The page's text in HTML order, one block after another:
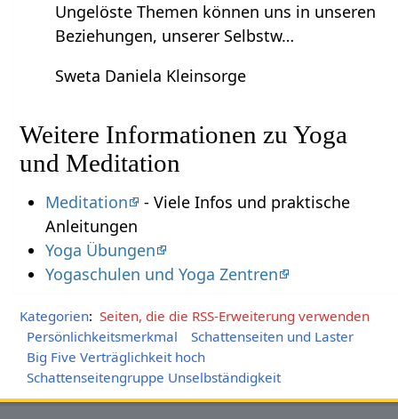
Ungelöste Themen können uns in unseren
Beziehungen, unserer Selbstw…
Sweta Daniela Kleinsorge
Weitere Informationen zu Yoga
und Meditation
Meditation
- Viele Infos und praktische
Anleitungen
Yoga Übungen
Yogaschulen und Yoga Zentren
Kategorien: Seiten, die die RSS-Erweiterung verwenden
Persönlichkeitsmerkmal
Schattenseiten und Laster
Big Five Verträglichkeit hoch
Schattenseitengruppe Unselbständigkeit